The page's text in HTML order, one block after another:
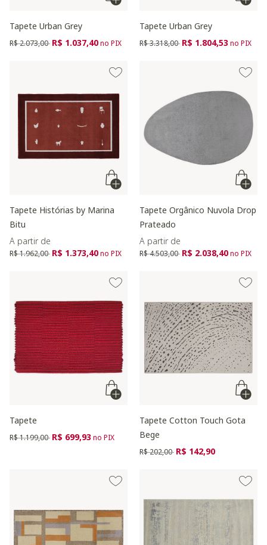
Tapete Urban Grey
Preço reduzido de
R$ 2.073,00 para
R$ 1.037,40no PIX
Tapete Urban Grey
Preço reduzido de
R$ 3.318,00 para
R$ 1.804,53no PIX
Tapete Histórias by Marina
Bitu
A partir de
Preço reduzido de
R$ 1.962,00 para
R$ 1.373,40no PIX
Tapete Orgânico Nuvola Drop
Prateado
A partir de
Preço reduzido de
R$ 4.503,00 para
R$ 2.038,40no PIX
Tapete
Preço reduzido de
R$ 1.199,00 para
R$ 699,93no PIX
Tapete Cotton Touch Gota
Bege
Preço reduzido de
R$ 202,00 para
R$ 142,90